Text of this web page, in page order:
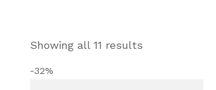
Showing all 11 results
-32%